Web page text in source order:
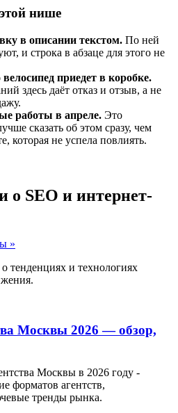
нише
в описании текстом. По ней
и строка в абзаце для этого не
приедет в коробке.
здесь даёт отказ и отзыв, а не
работы в апреле. Это
сказать об этом сразу, чем
которая не успела повлиять.
о SEO и интернет-
»
тенденциях и технологиях
Москвы 2026 — обзор,
Москвы в 2026 году -
форматов агентств,
тренды рынка.